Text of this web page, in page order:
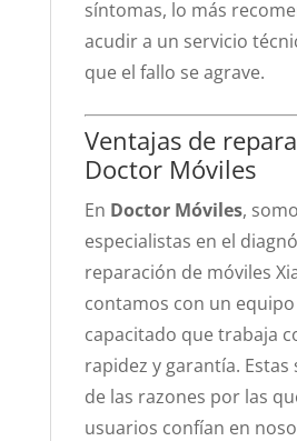
síntomas, lo más
acudir a un servicio
que el fallo se agrave.
Ventajas de
Doctor Móviles
En Doctor Móviles,
especialistas en el
reparación de móviles
contamos con un
capacitado que trabaja
rapidez y garantía. Estas
de las razones por las
usuarios confían en